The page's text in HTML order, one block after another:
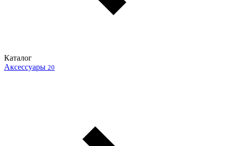
Каталог
Аксессуары 20